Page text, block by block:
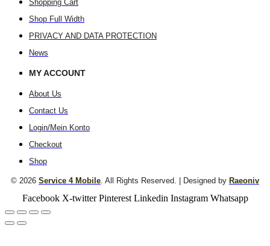
Shopping Cart
Shop Full Width
PRIVACY AND DATA PROTECTION
News
MY ACCOUNT
About Us
Contact Us
Login/Mein Konto
Checkout
Shop
© 2026 Service 4 Mobile. All Rights Reserved. | Designed by Raeoniv
Facebook X-twitter Pinterest Linkedin Instagram Whatsapp